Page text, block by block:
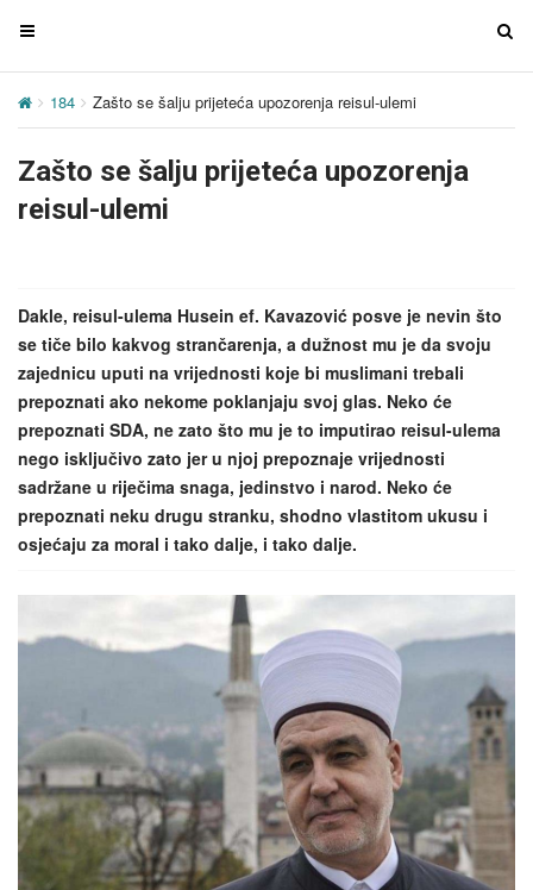
T
g
e
n
g
a
t
i
o
n
T
g
o
184 Zašto se šalju prijeteća upozorenja reisul-ulemi
Zašto se šalju prijeteća upozorenja
reisul-ulemi
Dakle, reisul-ulema Husein ef. Kavazović posve je nevin što
se tiče bilo kakvog strančarenja, a dužnost mu je da svoju
zajednicu uputi na vrijednosti koje bi muslimani trebali
prepoznati ako nekome poklanjaju svoj glas. Neko će
prepoznati SDA, ne zato što mu je to imputirao reisul-ulema
nego isključivo zato jer u njoj prepoznaje vrijednosti
sadržane u riječima snaga, jedinstvo i narod. Neko će
prepoznati neku drugu stranku, shodno vlastitom ukusu i
osjećaju za moral i tako dalje, i tako dalje.